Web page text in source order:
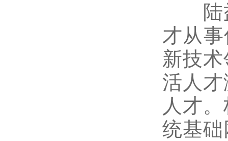
陆益
才从
新技
活人
人才
统基